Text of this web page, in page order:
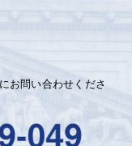
お問い合わせくださ